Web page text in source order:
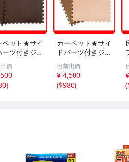
ペット★サイ
ーツ付きジョ
マット 16
ト 大判60c
心の低ホル
デヒド 防
價
)
カーペット★サイ
ドパーツ付きジョ
イントマット 16
枚セット 大判60c
m 安心の低ホル
ムアルデヒド 防
目前出價
¥ 4,500
($980)
(